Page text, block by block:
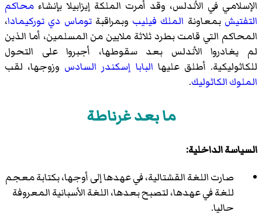
الإسلامي في الأندلس، وقد أمرت الملكة إيزابيلا بإنشاء محاكم
التفتيش بمعاونة الملك فيليب وبمراقبةتوماس دي توركيمادا،
المحاكم التي قامت بطرد ثلاثة ملايين من المسلمين، أما الذين
لم يغادروا الأندلس بعد سقوطها، أجبروا على التحول
للكاثوليكية. أطلق عليها البابا إسكندر السادس وزوجها، لقب
الملوك الكاثوليك.
ما بعد غرناطة
السياسة الداخلية:
صارت اللغة القشتالية، في عهدها إلى أوجها، بكتابة معجم
للغة في عهدها، لتصبح بعدها، اللغة الأسبانية المعروفة
حاليا.